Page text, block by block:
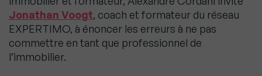
Jonathan Voogt, coach et formateur du réseau
EXPERTIMO, à énoncer les erreurs à ne pas
commettre en tant que professionnel de
l’immobilier.